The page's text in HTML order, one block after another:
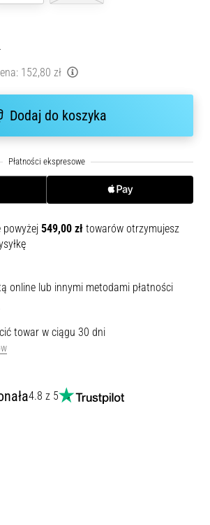
152,80 zł
Dodaj do koszyka
powyżej 549,00 zł towarów otrzymujesz
online lub innymi metodami płatności
towar w ciągu 30 dni
4.8 z 5